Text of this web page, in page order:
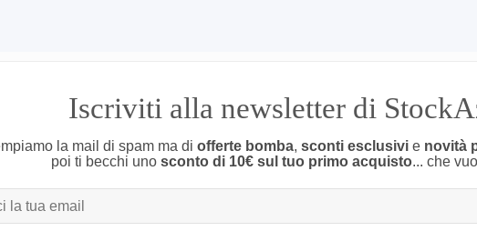
Iscriviti alla newsletter di
la mail di spam ma di offerte bomba, sconti esclusivie novità
poi ti becchi uno sconto di 10€ sul tuo primo acquisto... che